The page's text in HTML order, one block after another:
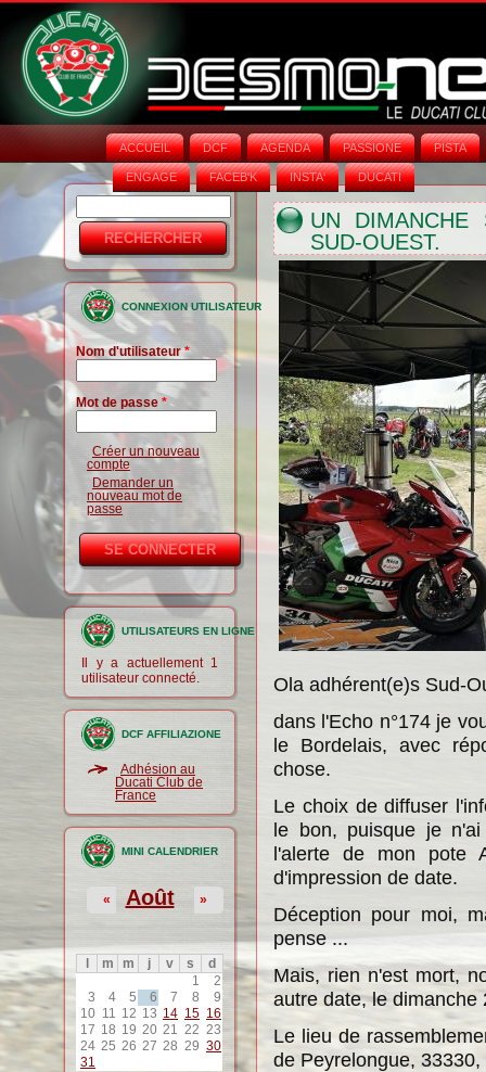
ACCUEIL DCF AGENDA PASSIONE PISTA
ENGAGE FACEB'K INSTA‘ DUCATI
Formulaire
de
recherche
CONNEXION UTILISATEUR
Nom d'utilisateur*
Mot de passe *
Créer un nouveau
compte
Demander un
nouveau mot de
passe
UTILISATEURS EN LIGNE
Il y a actuellement 1
utilisateur connecté.
DCF AFFILIAZIONE
Adhésion au
Ducati Club de
France
MINI CALENDRIER
Août
« »
m m j v s
d
1
2
3
4 5 6 7 8
9
10 11 12 13 14 15 16
17 18 19 20 21 22 23
24 25 26 27 28 29 30
31
UN DIMANCHE
SUD-OUEST.
Ola adhérent(e)s Sud-
dans l'Echo n°174 je
le Bordelais, avec
chose.
Le choix de diffuser
le bon, puisque je
l'alerte de mon pote
d'impression de date.
Déception pour moi,
pense ...
Mais, rien n'est mort,
autre date, le dimanche
Le lieu de
de Peyrelongue,